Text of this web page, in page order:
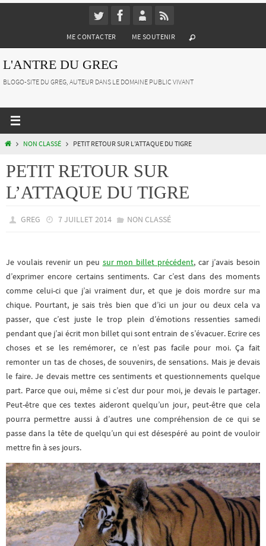
ME CONTACTER ME SOUTENIR
L'ANTRE DU GREG
BLOGO-SITE DU GREG, AUTEUR DANS LE DOMAINE PUBLIC VIVANT
HOMENON CLASSÉ PETIT RETOUR SUR L’ATTAQUE DU TIGRE
PETIT RETOUR SUR
L’ATTAQUE DU TIGRE
GREG 7 JUILLET 2014 NON CLASSÉ
Je voulais revenir un peu sur mon billet précédent, car j’avais besoin
d’exprimer encore certains sentiments. Car c’est dans des moments
comme celui-ci que j’ai vraiment dur, et que je dois mordre sur ma
chique. Pourtant, je sais très bien que d’ici un jour ou deux cela va
passer, que c’est juste le trop plein d’émotions ressenties samedi
pendant que j’ai écrit mon billet qui sont entrain de s’évacuer. Ecrire ces
choses et se les remémorer, ce n’est pas facile pour moi. Ça fait
remonter un tas de choses, de souvenirs, de sensations. Mais je devais
le faire. Je devais mettre ces sentiments et questionnements quelque
part. Parce que oui, même si c’est dur pour moi, je devais le partager.
Peut-être que ces textes aideront quelqu’un jour, peut-être que cela
pourra permettre aussi à d’autres une compréhension de ce qui se
passe dans la tête de quelqu’un qui est désespéré au point de vouloir
mettre fin à ses jours.